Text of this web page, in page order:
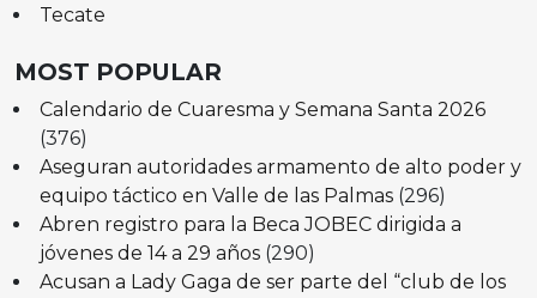
Tecate
MOST POPULAR
Calendario de Cuaresma y Semana Santa 2026
(376)
Aseguran autoridades armamento de alto poder y
equipo táctico en Valle de las Palmas (296)
Abren registro para la Beca JOBEC dirigida a
jóvenes de 14 a 29 años (290)
Acusan a Lady Gaga de ser parte del “club de los